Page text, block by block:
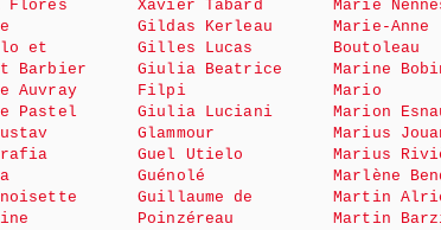
Flores
et
Barbier
Auvray
Pastel
noisette
Xavier Tabard
Gildas Kerleau
Gilles Lucas
Giulia Beatrice
Filpi
Giulia Luciani
Glammour
Guel Utielo
Guénolé
Guillaume de
Poinzéreau
Marie
Marie-Anne
Boutoleau
Marine
Mario
Marion
Marius
Marius
Marlène
Martin
Martin